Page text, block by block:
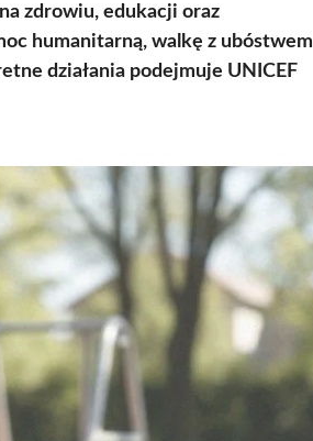
zdrowiu, edukacji oraz
humanitarną, walkę z ubóstwem
działania podejmuje UNICEF